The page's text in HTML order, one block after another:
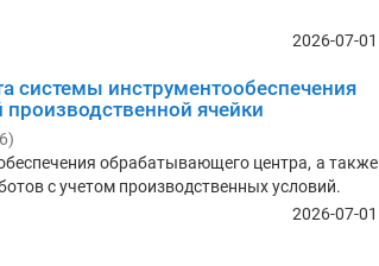
2026-07-01
системы инструментообеспечения
ячейки
)
обрабатывающего центра, а также
с учетом производственных условий.
2026-07-01